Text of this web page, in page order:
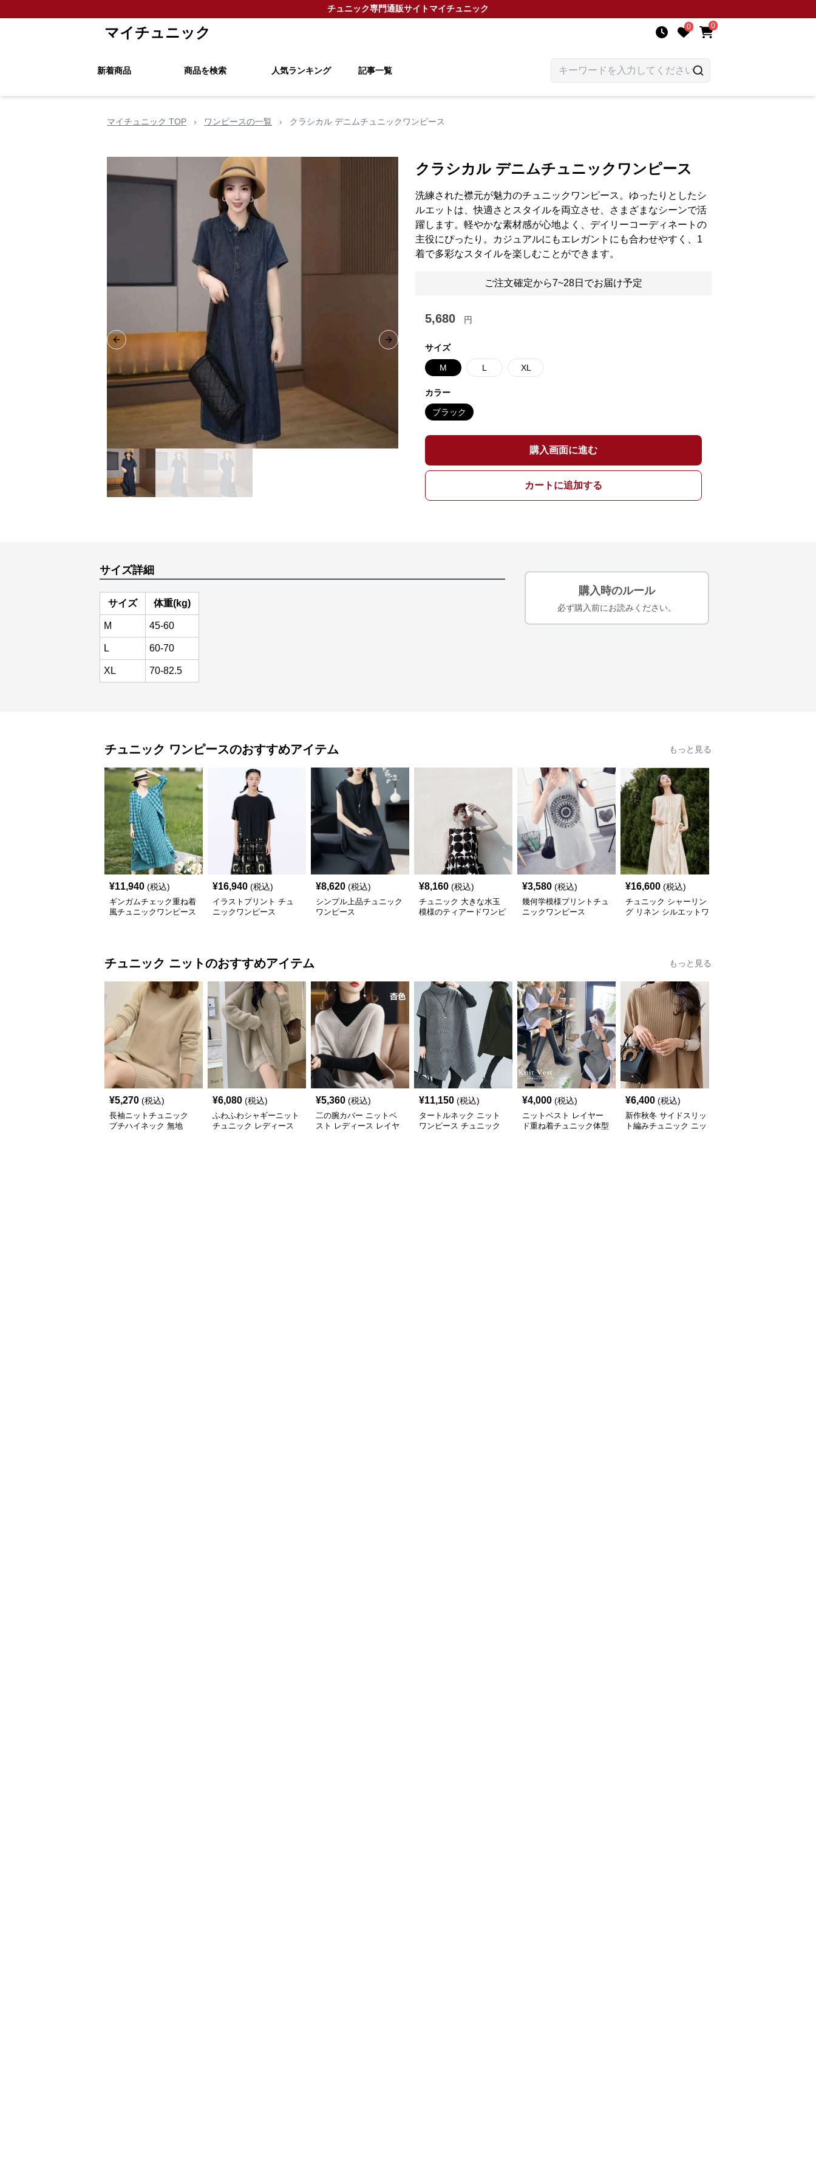
チュニック専門通販サイトマイチュニック
マイチュニック 0 0
新着商品 商品を検索 人気ランキング 記事一覧
マイチュニック TOP › ワンピースの一覧 › クラシカル デニムチュニックワンピース
Previous slide Next slide
クラシカル デニムチュニックワンピース
洗練された襟元が魅力のチュニックワンピース。ゆったりとしたシ
ルエットは、快適さとスタイルを両立させ、さまざまなシーンで活
躍します。軽やかな素材感が心地よく、デイリーコーディネートの
主役にぴったり。カジュアルにもエレガントにも合わせやすく、1
着で多彩なスタイルを楽しむことができます。
ご注文確定から7~28日でお届け予定
5,680 円
サイズ
M L XL
カラー
ブラック
購入画面に進む
カートに追加する
サイズ詳細
サイズ 体重(kg)
M 45-60
L 60-70
XL 70-82.5
購入時のルール
必ず購入前にお読みください。
チュニック ワンピースのおすすめアイテム もっと見る
¥11,940 (税込)
ギンガムチェック重ね着
風チュニックワンピース
¥16,940 (税込)
イラストプリント チュ
ニックワンピース
¥8,620 (税込)
シンプル上品チュニック
ワンピース
¥8,160 (税込)
チュニック 大きな水玉
模様のティアードワンピ
¥3,580 (税込)
幾何学模様プリントチュ
ニックワンピース
¥16,600 (税込)
チュニック シャーリン
グ リネン シルエットワ
チュニック ニットのおすすめアイテム もっと見る
¥5,270 (税込)
長袖ニットチュニック
プチハイネック 無地
¥6,080 (税込)
ふわふわシャギーニット
チュニック レディース
¥5,360 (税込)
二の腕カバー ニットベ
スト レディース レイヤ
¥11,150 (税込)
タートルネック ニット
ワンピース チュニック
¥4,000 (税込)
ニットベスト レイヤー
ド重ね着チュニック体型
¥6,400 (税込)
新作秋冬 サイドスリッ
ト編みチュニック ニッ